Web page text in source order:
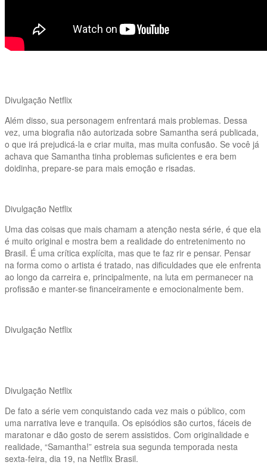
Divulgação Netflix
Além disso, sua personagem enfrentará mais problemas. Dessa
vez, uma biografia não autorizada sobre Samantha será publicada,
o que irá prejudicá-la e criar muita, mas muita confusão. Se você já
achava que Samantha tinha problemas suficientes e era bem
doidinha, prepare-se para mais emoção e risadas.
Divulgação Netflix
Uma das coisas que mais chamam a atenção nesta série, é que ela
é muito original e mostra bem a realidade do entretenimento no
Brasil. É uma crítica explícita, mas que te faz rir e pensar. Pensar
na forma como o artista é tratado, nas dificuldades que ele enfrenta
ao longo da carreira e, principalmente, na luta em permanecer na
profissão e manter-se financeiramente e emocionalmente bem.
Divulgação Netflix
Divulgação Netflix
De fato a série vem conquistando cada vez mais o público, com
uma narrativa leve e tranquila. Os episódios são curtos, fáceis de
maratonar e dão gosto de serem assistidos. Com originalidade e
realidade, “Samantha!” estreia sua segunda temporada nesta
sexta-feira, dia 19, na Netflix Brasil.